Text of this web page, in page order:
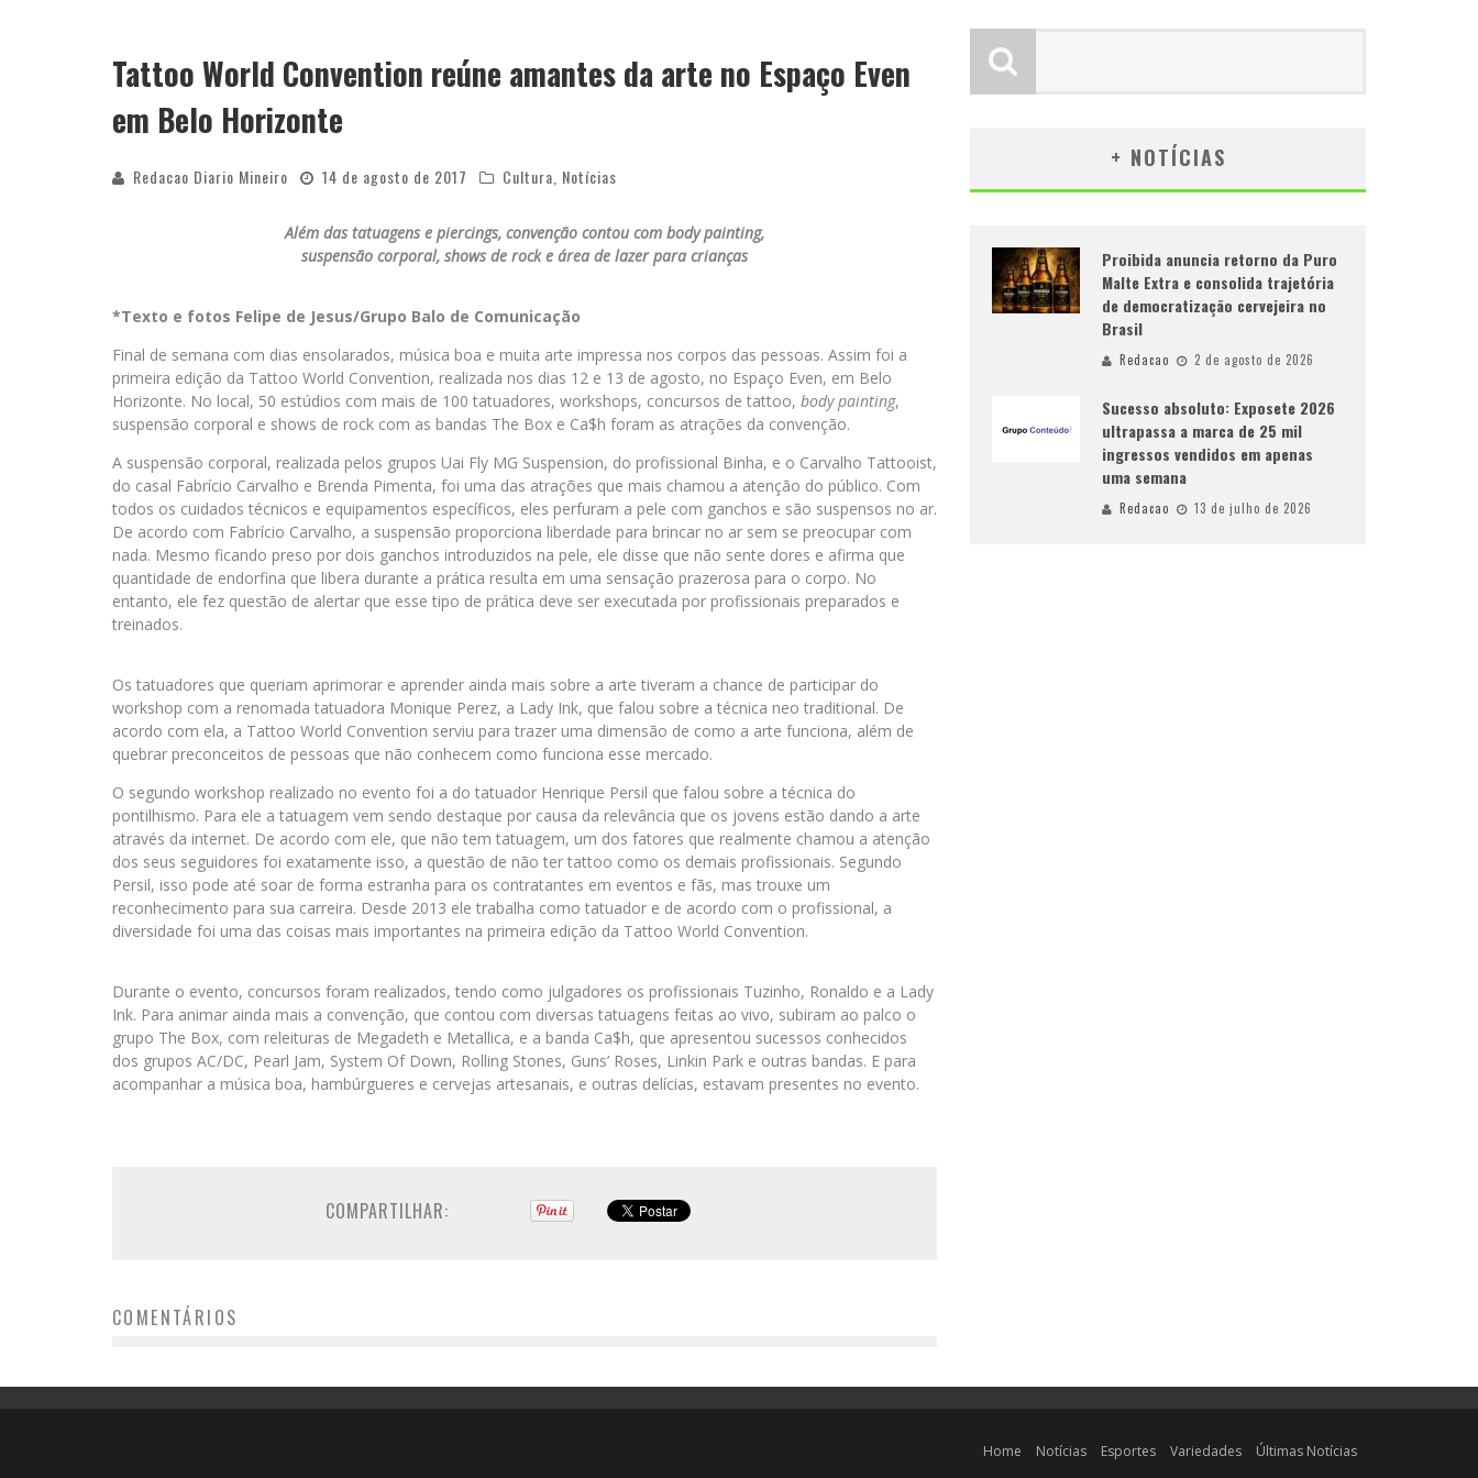
PROIBIDA ANUNCIA RETORNO DA PURO MALTE EXTRA E CONSOLIDA TRAJETÓRIA DE DEMOCRATIZAÇÃO CERVEJEIRA NO BRASIL
Tattoo World Convention reúne amantes da arte no Espaço Even
em Belo Horizonte
Redacao Diario Mineiro 14 de agosto de 2017 Cultura Notícias
Além das tatuagens e piercings, convenção contou com body painting,
suspensão corporal, shows de rock e área de lazer para crianças
*Texto e fotos Felipe de Jesus/Grupo Balo de Comunicação
Final de semana com dias ensolarados, música boa e muita arte impressa nos corpos das pessoas. Assim foi a
primeira edição da Tattoo World Convention, realizada nos dias 12 e 13 de agosto, no Espaço Even, em Belo
Horizonte. No local, 50 estúdios com mais de 100 tatuadores, workshops, concursos de tattoo, body painting,
suspensão corporal e shows de rock com as bandas The Box e Ca$h foram as atrações da convenção.
A suspensão corporal, realizada pelos grupos Uai Fly MG Suspension, do profissional Binha, e o Carvalho Tattooist,
do casal Fabrício Carvalho e Brenda Pimenta, foi uma das atrações que mais chamou a atenção do público. Com
todos os cuidados técnicos e equipamentos específicos, eles perfuram a pele com ganchos e são suspensos no ar.
De acordo com Fabrício Carvalho, a suspensão proporciona liberdade para brincar no ar sem se preocupar com
nada. Mesmo ficando preso por dois ganchos introduzidos na pele, ele disse que não sente dores e afirma que
quantidade de endorfina que libera durante a prática resulta em uma sensação prazerosa para o corpo. No
entanto, ele fez questão de alertar que esse tipo de prática deve ser executada por profissionais preparados e
treinados.
Os tatuadores que queriam aprimorar e aprender ainda mais sobre a arte tiveram a chance de participar do
workshop com a renomada tatuadora Monique Perez, a Lady Ink, que falou sobre a técnica neo traditional. De
acordo com ela, a Tattoo World Convention serviu para trazer uma dimensão de como a arte funciona, além de
quebrar preconceitos de pessoas que não conhecem como funciona esse mercado.
O segundo workshop realizado no evento foi a do tatuador Henrique Persil que falou sobre a técnica do
pontilhismo. Para ele a tatuagem vem sendo destaque por causa da relevância que os jovens estão dando a arte
através da internet. De acordo com ele, que não tem tatuagem, um dos fatores que realmente chamou a atenção
dos seus seguidores foi exatamente isso, a questão de não ter tattoo como os demais profissionais. Segundo
Persil, isso pode até soar de forma estranha para os contratantes em eventos e fãs, mas trouxe um
reconhecimento para sua carreira. Desde 2013 ele trabalha como tatuador e de acordo com o profissional, a
diversidade foi uma das coisas mais importantes na primeira edição da Tattoo World Convention.
Durante o evento, concursos foram realizados, tendo como julgadores os profissionais Tuzinho, Ronaldo e a Lady
Ink. Para animar ainda mais a convenção, que contou com diversas tatuagens feitas ao vivo, subiram ao palco o
grupo The Box, com releituras de Megadeth e Metallica, e a banda Ca$h, que apresentou sucessos conhecidos
dos grupos AC/DC, Pearl Jam, System Of Down, Rolling Stones, Guns’ Roses, Linkin Park e outras bandas. E para
acompanhar a música boa, hambúrgueres e cervejas artesanais, e outras delícias, estavam presentes no evento.
COMPARTILHAR:
COMENTÁRIOS
+ NOTÍCIAS
Proibida anuncia retorno da Puro
Malte Extra e consolida trajetória
de democratização cervejeira no
Brasil
Redacao 2 de agosto de 2026
Sucesso absoluto: Exposete 2026
ultrapassa a marca de 25 mil
ingressos vendidos em apenas
uma semana
Redacao 13 de julho de 2026
Home Notícias Esportes Variedades Últimas Notícias